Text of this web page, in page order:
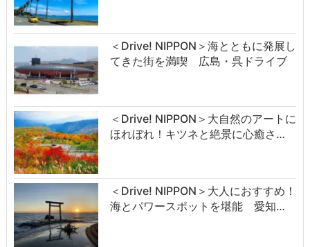
＜Drive! NIPPON＞海とともに発展し
てきた街を満喫 広島・呉ドライブ
＜Drive! NIPPON＞大自然のアートに
ほれぼれ！キツネと絶景に心癒さ…
＜Drive! NIPPON＞大人におすすめ！
海とパワースポットを堪能 愛知…